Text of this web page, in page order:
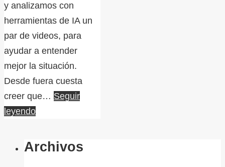
y analizamos con
herramientas de IA un
par de videos, para
ayudar a entender
mejor la situación.
Desde fuera cuesta
creer que… Seguir
leyendo
Archivos